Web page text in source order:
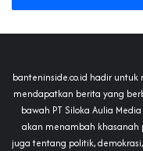
banteninside.co.id hadir
mendapatkan berita yang
bawah PT Siloka Aulia
akan menambah khasanah
juga tentang politik,